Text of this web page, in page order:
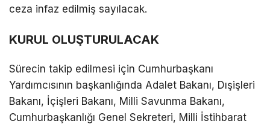
ceza infaz edilmiş sayılacak.
KURUL OLUŞTURULACAK
Sürecin takip edilmesi için Cumhurbaşkanı
Yardımcısının başkanlığında Adalet Bakanı, Dışişleri
Bakanı, İçişleri Bakanı, Milli Savunma Bakanı,
Cumhurbaşkanlığı Genel Sekreteri, Milli İstihbarat